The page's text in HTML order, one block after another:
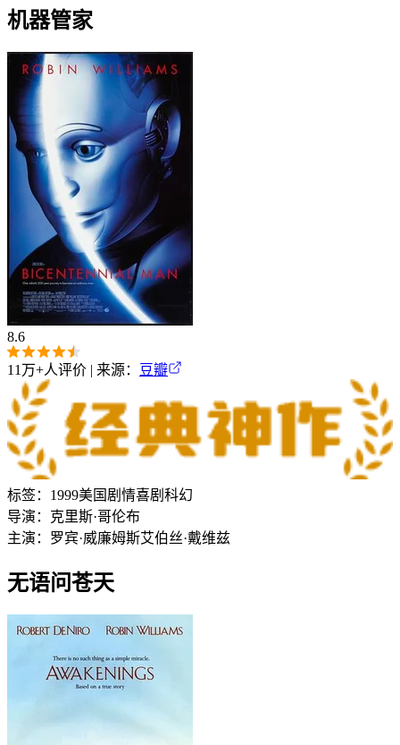
机器管家
8.6
11万+人评价 | 来源： 豆瓣
标签： 1999美国 剧情喜剧 科幻
导演： 克里斯·哥伦布
主演： 罗宾·威廉姆斯艾伯丝·戴维兹
无语问苍天